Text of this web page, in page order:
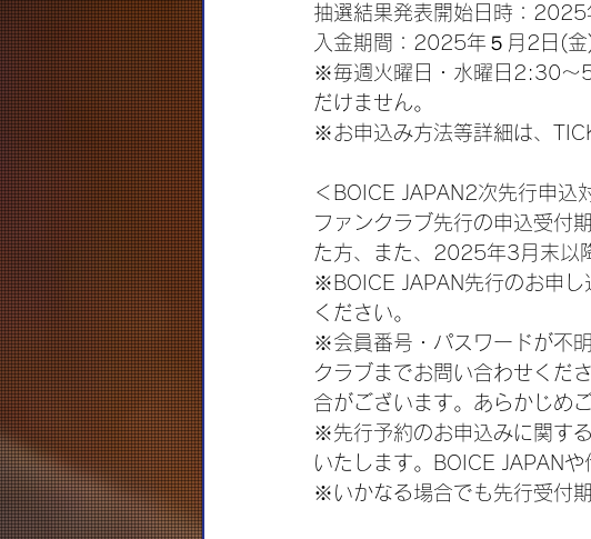
抽選結果発表開始日時：
入金期間：2025年５月2日(
※毎週火曜日・水曜日2:30～
だけません。
※お申込み方法等詳細は、
＜BOICE JAPAN2次先行申込
ファンクラブ先行の申込受付
た方、また、2025年3月末以
※BOICE JAPAN先行のお申し
ください。
※会員番号・パスワードが不
クラブまでお問い合わせくだ
合がございます。あらかじめ
※先行予約のお申込みに関す
いたします。BOICE JAPAN
※いかなる場合でも先行受付